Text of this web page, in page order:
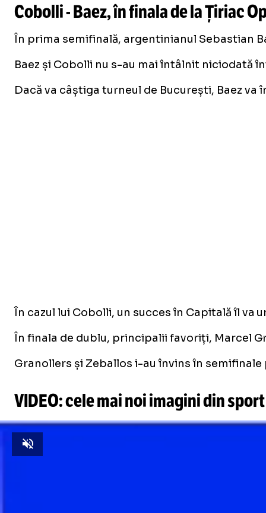
Cobolli - Baez, în finala de la Țiriac
În prima semifinală, argentinianul Sebastian
Baez și Cobolli nu s-au mai întâlnit niciodată
Dacă va câștiga turneul de București, Baez va
În cazul lui Cobolli, un succes în Capitală îl va
În finala de dublu, principalii favoriți, Marcel
Granollers și Zeballos i-au învins în
VIDEO: cele mai noi imagini din sport
Unmute